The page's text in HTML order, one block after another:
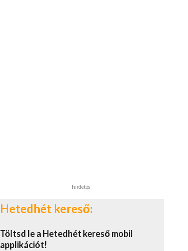
hirdetés
Hetedhét kereső:
Töltsd le a Hetedhét kereső mobil
applikációt!